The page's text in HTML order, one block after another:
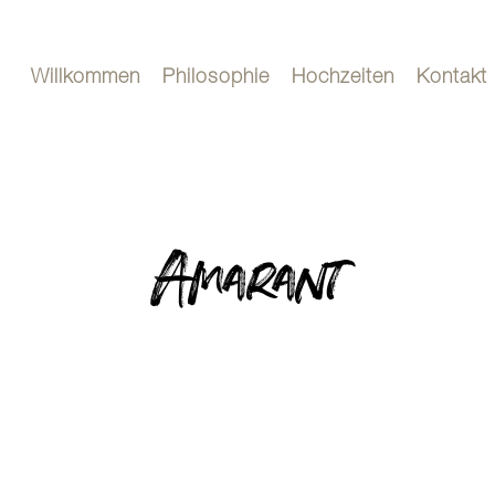
Willkommen Philosophie Hochzeiten Kontakt
Amarant